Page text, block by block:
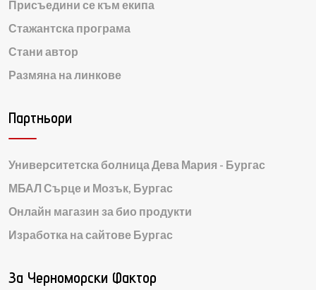
Присъедини се към екипа
Стажантска програма
Стани автор
Размяна на линкове
Партньори
Университетска болница Дева Мария - Бургас
МБАЛ Сърце и Мозък, Бургас
Онлайн магазин за био продукти
Изработка на сайтове Бургас
За Черноморски Фактор